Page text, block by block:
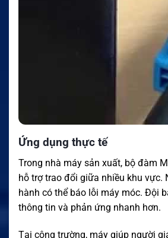
Ứng dụng thực tế
Trong nhà máy sản xuất, bộ đàm
hỗ trợ trao đổi giữa nhiều khu vực.
hành có thể báo lỗi máy móc. Đội
thông tin và phản ứng nhanh hơn.
Tại công trường, máy giúp người